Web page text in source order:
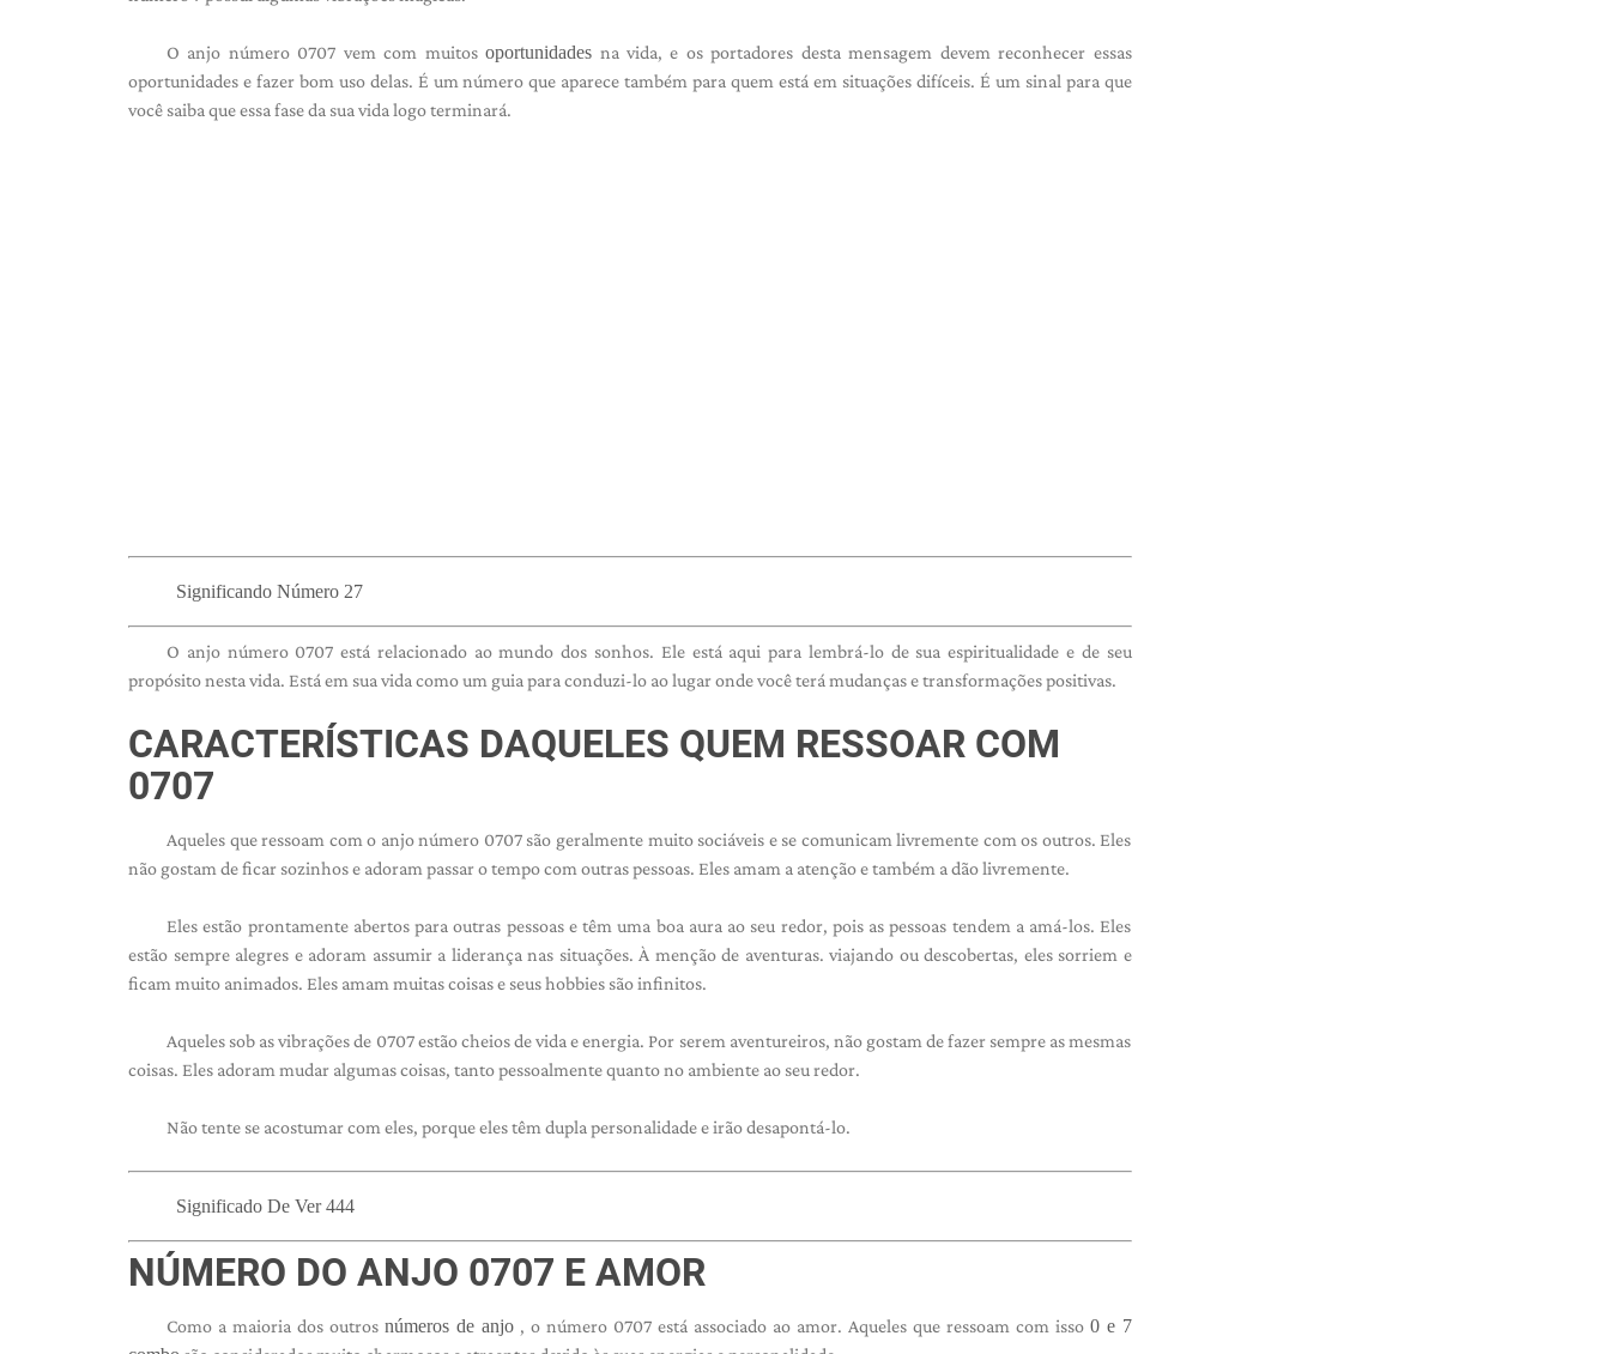
O anjo número 0707 vem com muitosoportunidades na vida, e os portadores desta mensagem devem reconhecer essas
oportunidades e fazer bom uso delas. É um número que aparece também para quem está em situações difíceis. É um sinal para que
você saiba que essa fase da sua vida logo terminará.
Significando Número 27
O anjo número 0707 está relacionado ao mundo dos sonhos. Ele está aqui para lembrá-lo de sua espiritualidade e de seu
propósito nesta vida. Está em sua vida como um guia para conduzi-lo ao lugar onde você terá mudanças e transformações positivas.
CARACTERÍSTICAS DAQUELES QUEM RESSOAR COM
0707
Aqueles que ressoam com o anjo número 0707 são geralmente muito sociáveis ​​e se comunicam livremente com os outros. Eles
não gostam de ficar sozinhos e adoram passar o tempo com outras pessoas. Eles amam a atenção e também a dão livremente.
Eles estão prontamente abertos para outras pessoas e têm uma boa aura ao seu redor, pois as pessoas tendem a amá-los. Eles
estão sempre alegres e adoram assumir a liderança nas situações. À menção de aventuras. viajando ou descobertas, eles sorriem e
ficam muito animados. Eles amam muitas coisas e seus hobbies são infinitos.
Aqueles sob as vibrações de 0707 estão cheios de vida e energia. Por serem aventureiros, não gostam de fazer sempre as mesmas
coisas. Eles adoram mudar algumas coisas, tanto pessoalmente quanto no ambiente ao seu redor.
Não tente se acostumar com eles, porque eles têm dupla personalidade e irão desapontá-lo.
Significado De Ver 444
NÚMERO DO ANJO 0707 E AMOR
Como a maioria dos outros números de anjo, o número 0707 está associado ao amor. Aqueles que ressoam com isso 0 e 7